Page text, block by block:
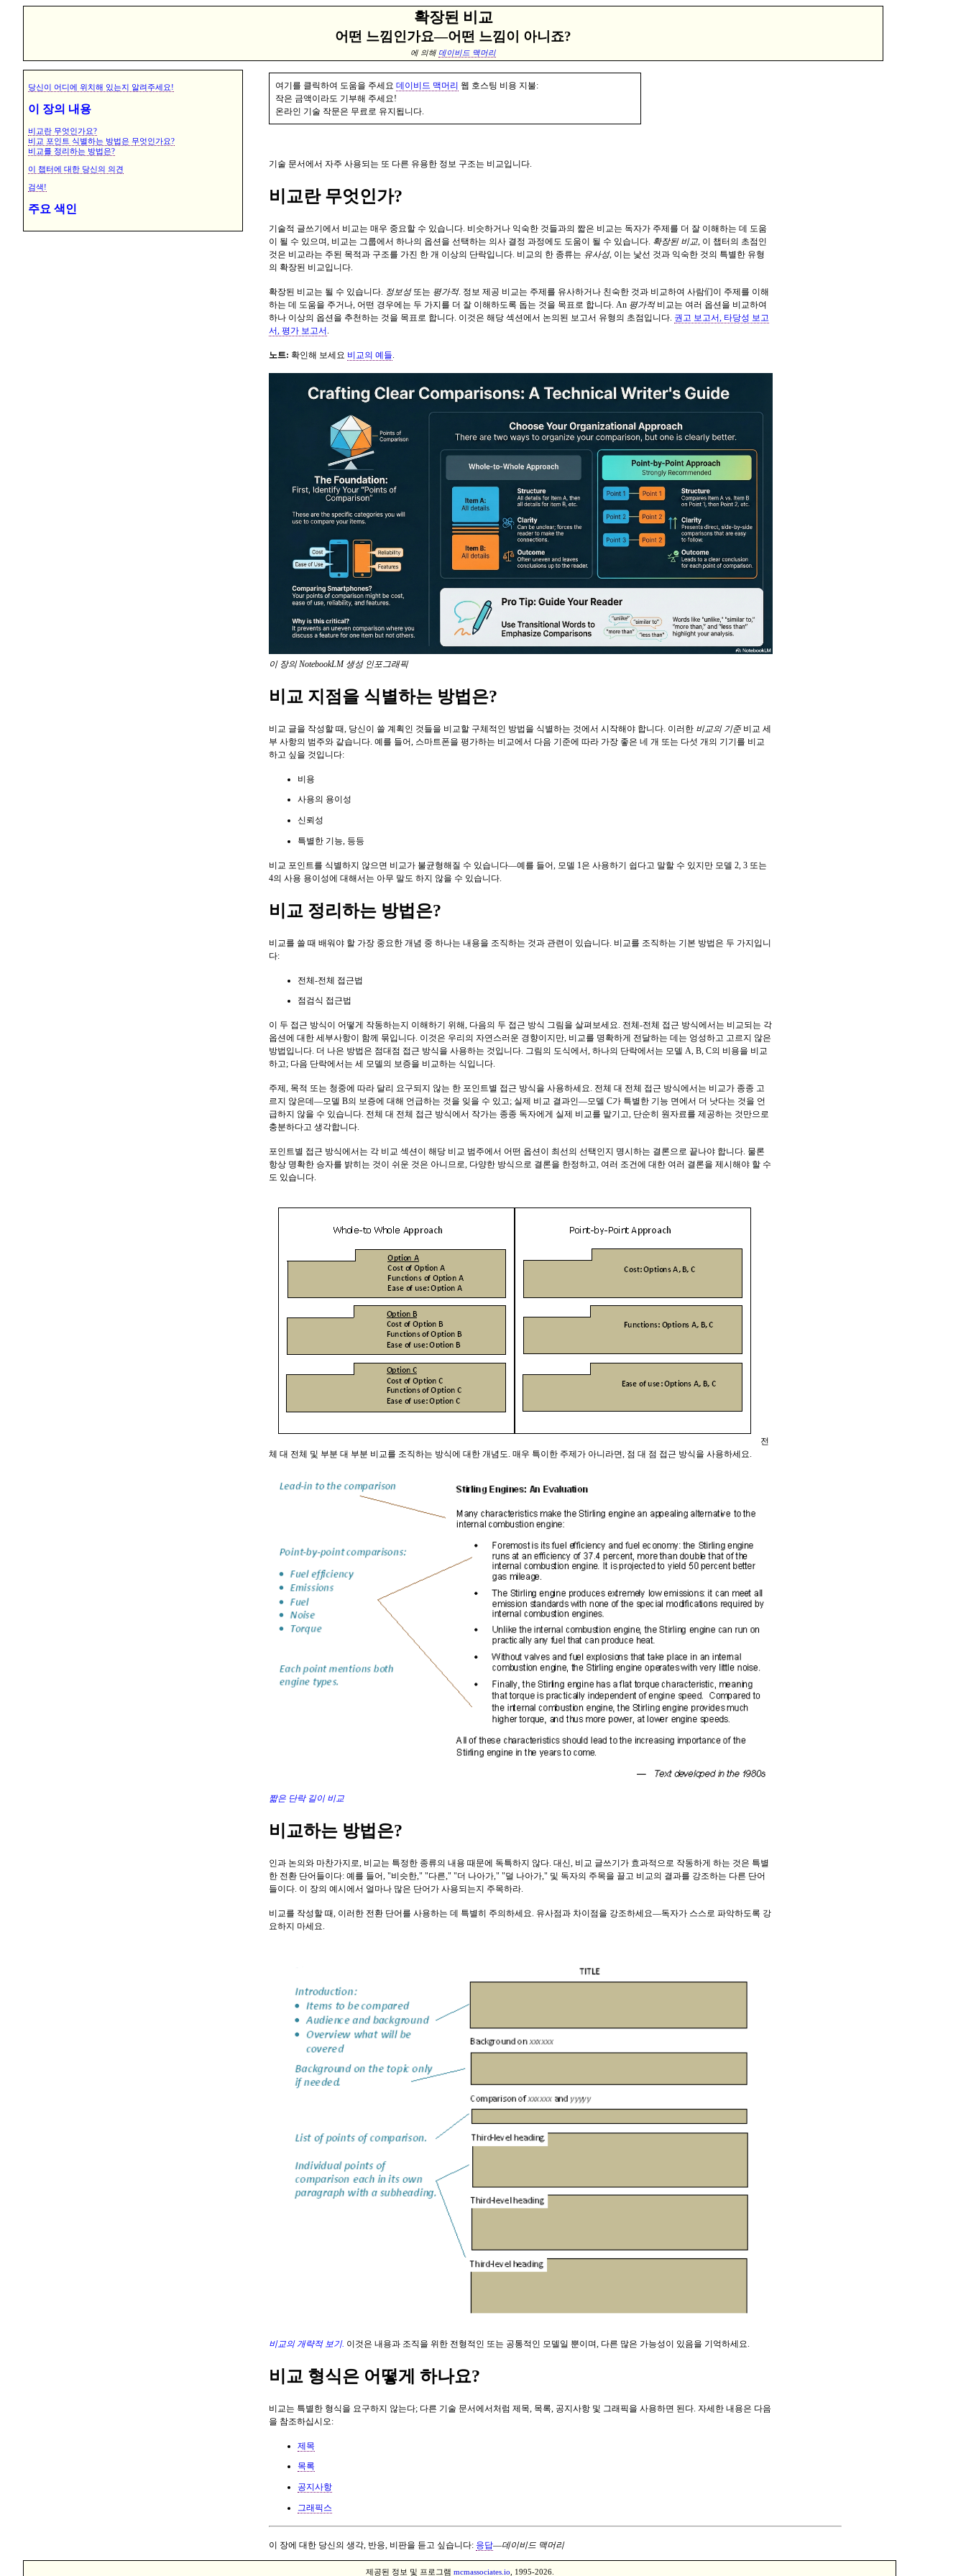
확장된 비교
어떤 느낌인가요—어떤 느낌이 아니죠?
에 의해 데이비드 맥머리
당신이 어디에 위치해 있는지 알려주세요!
이 장의 내용
비교란 무엇인가요?
비교 포인트 식별하는 방법은 무엇인가요?
비교를 정리하는 방법은?
이 챕터에 대한 당신의 의견
검색!
주요 색인
여기를 클릭하여 도움을 주세요데이비드 맥머리 웹 호스팅 비용 지불:
작은 금액이라도 기부해 주세요!
온라인 기술 작문은 무료로 유지됩니다.
기술 문서에서 자주 사용되는 또 다른 유용한 정보 구조는 비교입니다.
비교란 무엇인가?
기술적 글쓰기에서 비교는 매우 중요할 수 있습니다. 비슷하거나 익숙한 것들과의 짧은 비교는 독자가 주제를 더 잘 이해하는 데 도움
이 될 수 있으며, 비교는 그룹에서 하나의 옵션을 선택하는 의사 결정 과정에도 도움이 될 수 있습니다. 확장된 비교, 이 챕터의 초점인
것은 비교라는 주된 목적과 구조를 가진 한 개 이상의 단락입니다. 비교의 한 종류는 유사성, 이는 낯선 것과 익숙한 것의 특별한 유형
의 확장된 비교입니다.
확장된 비교는 될 수 있습니다. 정보성또는 평가적. 정보 제공 비교는 주제를 유사하거나 친숙한 것과 비교하여 사람们이 주제를 이해
하는 데 도움을 주거나, 어떤 경우에는 두 가지를 더 잘 이해하도록 돕는 것을 목표로 합니다. An 평가적비교는 여러 옵션을 비교하여
하나 이상의 옵션을 추천하는 것을 목표로 합니다. 이것은 해당 섹션에서 논의된 보고서 유형의 초점입니다. 권고 보고서, 타당성 보고
서, 평가 보고서.
노트: 확인해 보세요 비교의 예들.
이 장의 NotebookLM 생성 인포그래픽
비교 지점을 식별하는 방법은?
비교 글을 작성할 때, 당신이 쓸 계획인 것들을 비교할 구체적인 방법을 식별하는 것에서 시작해야 합니다. 이러한 비교의 기준비교 세
부 사항의 범주와 같습니다. 예를 들어, 스마트폰을 평가하는 비교에서 다음 기준에 따라 가장 좋은 네 개 또는 다섯 개의 기기를 비교
하고 싶을 것입니다:
비용
사용의 용이성
신뢰성
특별한 기능, 등등
비교 포인트를 식별하지 않으면 비교가 불균형해질 수 있습니다—예를 들어, 모델 1은 사용하기 쉽다고 말할 수 있지만 모델 2, 3 또는
4의 사용 용이성에 대해서는 아무 말도 하지 않을 수 있습니다.
비교 정리하는 방법은?
비교를 쓸 때 배워야 할 가장 중요한 개념 중 하나는 내용을 조직하는 것과 관련이 있습니다. 비교를 조직하는 기본 방법은 두 가지입니
다:
전체-전체 접근법
점검식 접근법
이 두 접근 방식이 어떻게 작동하는지 이해하기 위해, 다음의 두 접근 방식 그림을 살펴보세요. 전체-전체 접근 방식에서는 비교되는 각
옵션에 대한 세부사항이 함께 묶입니다. 이것은 우리의 자연스러운 경향이지만, 비교를 명확하게 전달하는 데는 엉성하고 고르지 않은
방법입니다. 더 나은 방법은 점대점 접근 방식을 사용하는 것입니다. 그림의 도식에서, 하나의 단락에서는 모델 A, B, C의 비용을 비교
하고; 다음 단락에서는 세 모델의 보증을 비교하는 식입니다.
주제, 목적 또는 청중에 따라 달리 요구되지 않는 한 포인트별 접근 방식을 사용하세요. 전체 대 전체 접근 방식에서는 비교가 종종 고
르지 않은데—모델 B의 보증에 대해 언급하는 것을 잊을 수 있고; 실제 비교 결과인—모델 C가 특별한 기능 면에서 더 낫다는 것을 언
급하지 않을 수 있습니다. 전체 대 전체 접근 방식에서 작가는 종종 독자에게 실제 비교를 맡기고, 단순히 원자료를 제공하는 것만으로
충분하다고 생각합니다.
포인트별 접근 방식에서는 각 비교 섹션이 해당 비교 범주에서 어떤 옵션이 최선의 선택인지 명시하는 결론으로 끝나야 합니다. 물론
항상 명확한 승자를 밝히는 것이 쉬운 것은 아니므로, 다양한 방식으로 결론을 한정하고, 여러 조건에 대한 여러 결론을 제시해야 할 수
도 있습니다.
전
체 대 전체 및 부분 대 부분 비교를 조직하는 방식에 대한 개념도. 매우 특이한 주제가 아니라면, 점 대 점 접근 방식을 사용하세요.
짧은 단락 길이 비교
비교하는 방법은?
인과 논의와 마찬가지로, 비교는 특정한 종류의 내용 때문에 독특하지 않다. 대신, 비교 글쓰기가 효과적으로 작동하게 하는 것은 특별
한 전환 단어들이다: 예를 들어, "비슷한," "다른," "더 나아가," "덜 나아가," 및 독자의 주목을 끌고 비교의 결과를 강조하는 다른 단어
들이다. 이 장의 예시에서 얼마나 많은 단어가 사용되는지 주목하라.
비교를 작성할 때, 이러한 전환 단어를 사용하는 데 특별히 주의하세요. 유사점과 차이점을 강조하세요—독자가 스스로 파악하도록 강
요하지 마세요.
비교의 개략적 보기. 이것은 내용과 조직을 위한 전형적인 또는 공통적인 모델일 뿐이며, 다른 많은 가능성이 있음을 기억하세요.
비교 형식은 어떻게 하나요?
비교는 특별한 형식을 요구하지 않는다; 다른 기술 문서에서처럼 제목, 목록, 공지사항 및 그래픽을 사용하면 된다. 자세한 내용은 다음
을 참조하십시오:
제목
목록
공지사항
그래픽스
이 장에 대한 당신의 생각, 반응, 비판을 듣고 싶습니다: 응답—데이비드 맥머리
제공된 정보 및 프로그램 mcmassociates.io , 1995-2026.